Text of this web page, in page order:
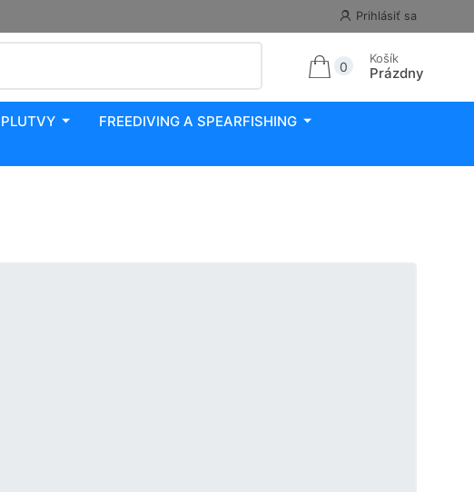
Prihlásiť sa
0
Košík
Prázdny
PLUTVY
FREEDIVING A SPEARFISHING